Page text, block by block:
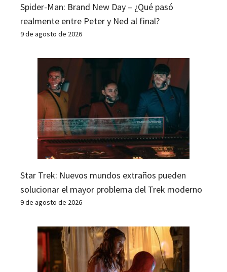
Spider-Man: Brand New Day – ¿Qué pasó
realmente entre Peter y Ned al final?
9 de agosto de 2026
Star Trek: Nuevos mundos extraños pueden
solucionar el mayor problema del Trek moderno
9 de agosto de 2026